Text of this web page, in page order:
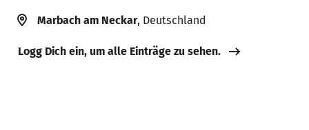
Marbach am Neckar, Deutschland
Logg Dich ein, um alle Einträge zu sehen.